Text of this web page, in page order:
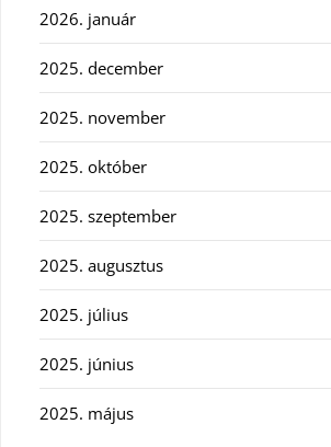
2026. január
2025. december
2025. november
2025. október
2025. szeptember
2025. augusztus
2025. július
2025. június
2025. május